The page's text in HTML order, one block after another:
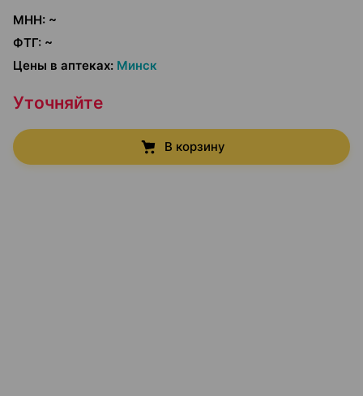
МНН: ~
ФТГ: ~
Цены в аптеках: Минск
Уточняйте
В корзину